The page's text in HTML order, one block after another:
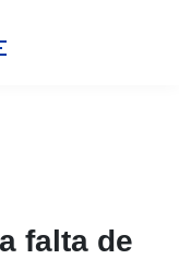
falta de